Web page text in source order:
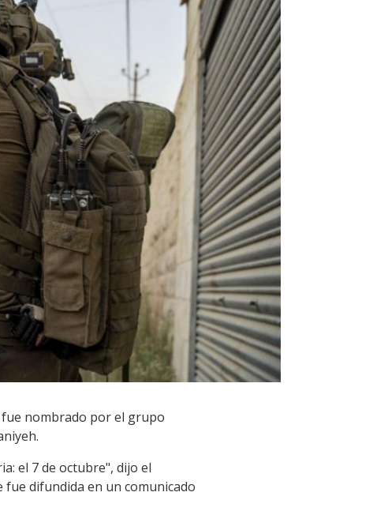
fue nombrado por el grupo
el 7 de octubre", dijo el
difundida en un comunicado